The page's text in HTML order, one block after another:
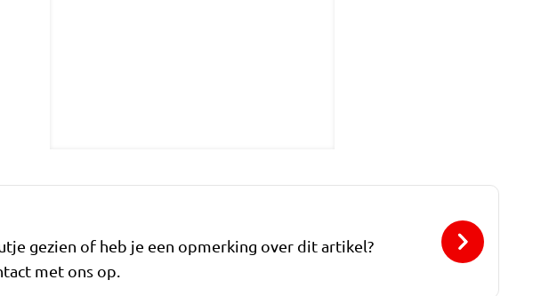
gezien of heb je een opmerking over dit artikel?
met ons op.